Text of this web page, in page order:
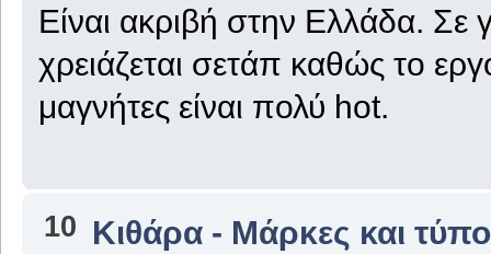
Είναι ακριβή στην Ελλάδα. Σε
χρειάζεται σετάπ καθώς το
μαγνήτες είναι πολύ hot.
10 Κιθάρα - Μάρκες και